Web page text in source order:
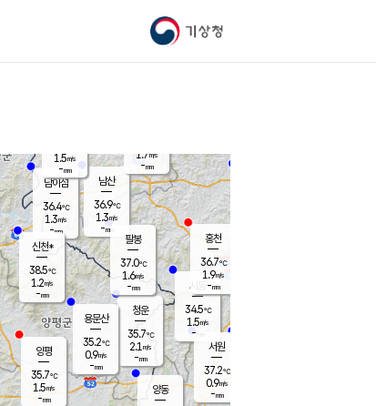
기상청
남이섬
36.4℃
1.3m/s
-mm
남산
36.9℃
1.3m/s
-mm
청운
35.7℃
2.1 m/s
-mm
팔봉
37.0℃
1.6m/s
-mm
양동
1.5m/s
-mm
신천*
38.5℃
1.2m/s
-mm
시동
34.5℃
1.5m/s
- mm
서원
37.2℃
0.9m/s
-mm
용문산
35.2℃
0.9m/s
-mm
홍천
36.7℃
1.9m/s
-mm
양평
35.7℃
1.5m/s
-mm
1.7 m/s
-mm